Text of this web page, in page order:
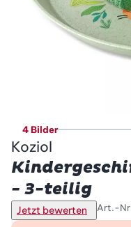
4 Bilder
Koziol
- 3-teilig
Jetzt bewerten Art.-